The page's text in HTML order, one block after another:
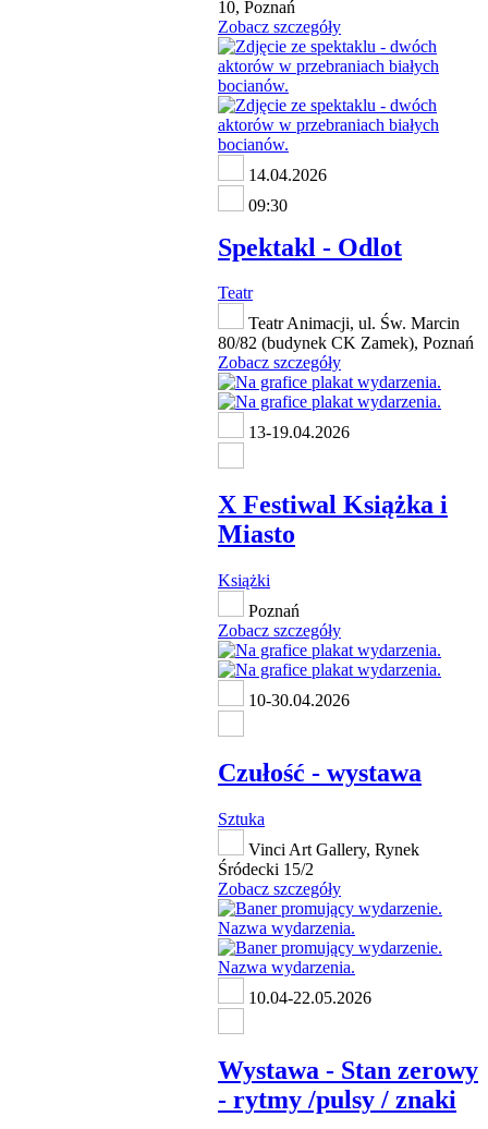
10, Poznań
Zobacz szczegóły
14.04.2026
09:30
Spektakl - Odlot
Teatr
Teatr Animacji, ul. Św. Marcin
80/82 (budynek CK Zamek), Poznań
Zobacz szczegóły
13-19.04.2026
X Festiwal Książka i
Miasto
Książki
Poznań
Zobacz szczegóły
10-30.04.2026
Czułość - wystawa
Sztuka
Vinci Art Gallery, Rynek
Śródecki 15/2
Zobacz szczegóły
10.04-22.05.2026
Wystawa - Stan zerowy
- rytmy /pulsy / znaki